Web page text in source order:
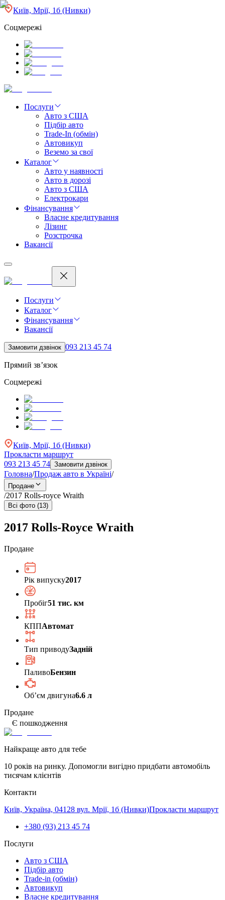
Київ, Мрії, 1б (Нивки)
Соцмережі
Послуги
Авто з США
Підбір авто
Trade-In (обмін)
Автовикуп
Веземо за свої
Каталог
Авто у наявності
Авто в дорозі
Авто з США
Електрокари
Фінансування
Власне кредитування
Лізинг
Розстрочка
Вакансії
Послуги
Каталог
Фінансування
Вакансії
Замовити дзвінок 093 213 45 74
Прямий зв’язок
Соцмережі
Київ, Мрії, 1б (Нивки)
Прокласти маршрут
093 213 45 74 Замовити дзвінок
Головна/Продаж авто в Україні/
Продане
/2017 Rolls-royce Wraith
Всі фото (13)
2017 Rolls-Royce Wraith
Продане
Рік випуску2017
Пробіг51 тис. км
КППАвтомат
Тип приводуЗадній
ПаливоБензин
Обʼєм двигуна6.6 л
Продане
Є пошкодження
Найкраще авто для тебе
10 років на ринку. Допомогли вигідно придбати автомобіль
тисячам клієнтів
Контакти
Київ, Україна, 04128 вул. Мрії, 1б (Нивки)Прокласти маршрут
+380 (93) 213 45 74
Послуги
Авто з США
Підбір авто
Trade-in (обмін)
Автовикуп
Власне кредитування